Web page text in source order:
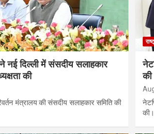
ने नई दिल्ली में संसदीय सलाहकार
की
मंत्रालय की संसदीय सलाहकार समिति की
की